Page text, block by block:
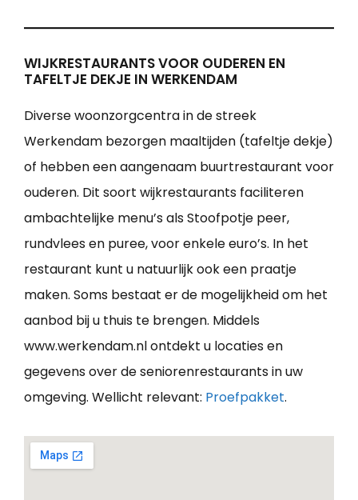
WIJKRESTAURANTS VOOR OUDEREN EN
TAFELTJE DEKJE IN WERKENDAM
Diverse woonzorgcentra in de streek
Werkendam bezorgen maaltijden (tafeltje dekje)
of hebben een aangenaam buurtrestaurant voor
ouderen. Dit soort wijkrestaurants faciliteren
ambachtelijke menu’s als Stoofpotje peer,
rundvlees en puree, voor enkele euro’s. In het
restaurant kunt u natuurlijk ook een praatje
maken. Soms bestaat er de mogelijkheid om het
aanbod bij u thuis te brengen. Middels
www.werkendam.nl ontdekt u locaties en
gegevens over de seniorenrestaurants in uw
omgeving. Wellicht relevant: Proefpakket.